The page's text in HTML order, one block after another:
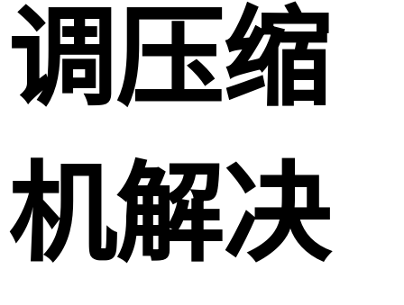
调压缩
机解决